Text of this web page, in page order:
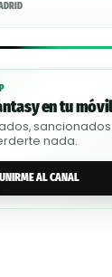
en tu móvil
nada.
UNIRME AL CANAL